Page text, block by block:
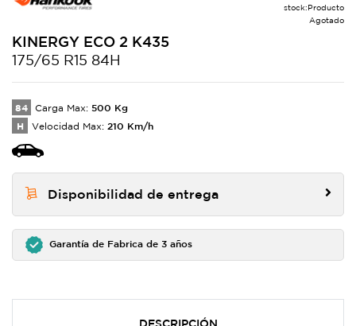
stock:Producto
Agotado
KINERGY ECO 2 K435
175/65 R15 84H
84 Carga Max: 500 Kg
H Velocidad Max: 210 Km/h
Disponibilidad de entrega
Garantía de Fabrica de 3 años
DESCRIPCIÓN